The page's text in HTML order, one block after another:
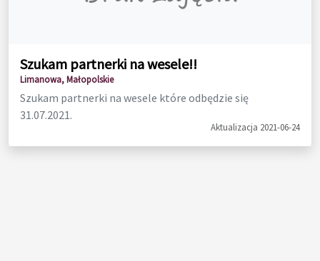
Szukam partnerki na wesele!!
Limanowa, Małopolskie
Szukam partnerki na wesele które odbędzie się
31.07.2021.
Aktualizacja 2021-06-24